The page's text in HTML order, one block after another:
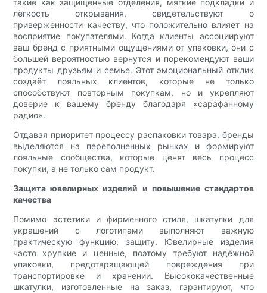
такие как защищённые отделения, мягкие подкладки и
лёгкость открывания, свидетельствуют о
приверженности качеству, что положительно влияет на
восприятие покупателями. Когда клиенты ассоциируют
ваш бренд с приятными ощущениями от упаковки, они с
большей вероятностью вернутся и порекомендуют ваши
продукты друзьям и семье. Этот эмоциональный отклик
создаёт лояльных клиентов, которые не только
способствуют повторным покупкам, но и укрепляют
доверие к вашему бренду благодаря «сарафанному
радио».
Отдавая приоритет процессу распаковки товара, бренды
выделяются на переполненных рынках и формируют
лояльные сообщества, которые ценят весь процесс
покупки, а не только сам продукт.
Защита ювелирных изделий и повышение стандартов
качества
Помимо эстетики и фирменного стиля, шкатулки для
украшений с логотипами выполняют важную
практическую функцию: защиту. Ювелирные изделия
часто хрупкие и ценные, поэтому требуют надёжной
упаковки, предотвращающей повреждения при
транспортировке и хранении. Высококачественные
шкатулки, изготовленные на заказ, гарантируют, что